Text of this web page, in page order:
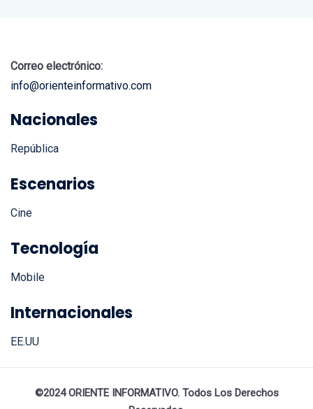
Correo electrónico:
info@orienteinformativo.com
Nacionales
República
Escenarios
Cine
Tecnología
Mobile
Internacionales
EE.UU
©2024 ORIENTE INFORMATIVO. Todos Los Derechos